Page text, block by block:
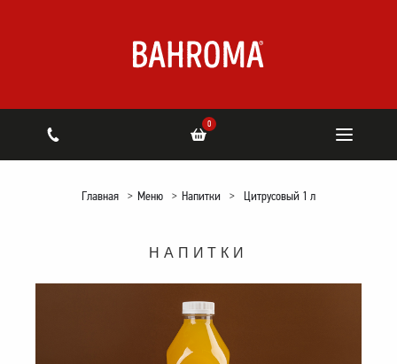
0
Главная > Меню > Напитки > Цитрусовый 1 л
НАПИТКИ